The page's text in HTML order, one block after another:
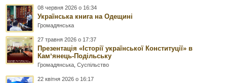
08 червня 2026 о 16:34
Українська книга на Одещині
Громадянська
27 травня 2026 о 17:37
Презентація «Історії української Конституції» в
Камʼянець-Подільську
Громадянська ,Суспільство
22 квітня 2026 о 16:17